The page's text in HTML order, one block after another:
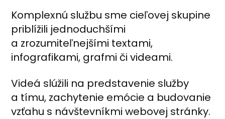
Komplexnú službu sme cieľovej skupine
priblížili jednoduchšími
a zrozumiteľnejšími textami,
infografikami, grafmi či videami.
Videá slúžili na predstavenie služby
a tímu, zachytenie emócie a budovanie
vzťahu s návštevníkmi webovej stránky.